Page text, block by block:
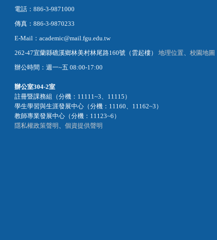
電話：886-3-9871000
傳真：886-3-9870233
E-Mail：academic@mail.fgu.edu.tw
262-47宜蘭縣礁溪鄉林美村林尾路160號（雲起樓） 地理位置、 校園地圖
辦公時間：週一~五 08:00-17:00
辦公室304-2室
註冊暨課務組（分機：11111~3、11115）
學生學習與生涯發展中心（分機：11160、11162~3）
教師專業發展中心（分機：11123~6）
隱私權政策聲明 、 個資提供聲明